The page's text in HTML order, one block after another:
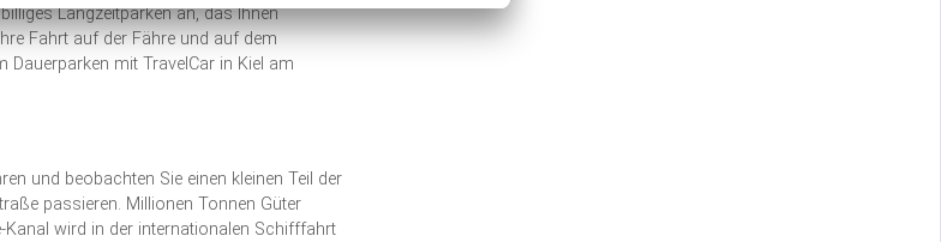
Langzeitparken an, das Ihnen
Fahrt auf der Fähre und auf dem
Dauerparken mit TravelCar in Kiel am
und beobachten Sie einen kleinen Teil der
passieren. Millionen Tonnen Güter
wird in der internationalen Schifffahrt